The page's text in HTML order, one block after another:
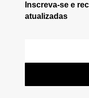
Inscreva-se e
atualizadas